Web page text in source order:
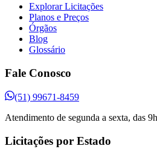
Explorar Licitações
Planos e Preços
Órgãos
Blog
Glossário
Fale Conosco
(51) 99671-8459
Atendimento de segunda a sexta, das
Licitações por Estado